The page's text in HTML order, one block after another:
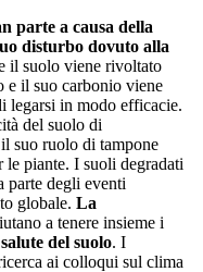
parte a causa della
disturbo dovuto alla
il suolo viene rivoltato
e il suo carbonio viene
legarsi in modo efficacie.
del suolo di
suo ruolo di tampone
piante. I suoli degradati
parte degli eventi
globale. La
a tenere insieme i
del suolo. I
ai colloqui sul clima